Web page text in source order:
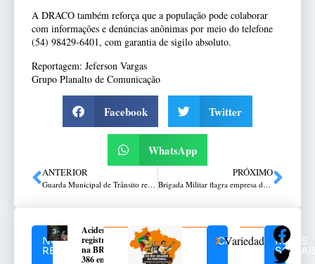
A DRACO também reforça que a população pode colaborar
com informações e denúncias anônimas por meio do telefone
(54) 98429-6401, com garantia de sigilo absoluto.
Reportagem: Jeferson Vargas
Grupo Planalto de Comunicação
Facebook Twitter
WhatsApp
ANTERIOR
Guarda Municipal de Trânsito realiza ação educativa sobre segurança viária em escola do distrito de São Roque, em Passo Fundo
PRÓXIMO
Brigada Militar flagra empresa de reciclagem irregular no interior de Marau
NOTÍCIAS
RELACIONADAS
Acidente
registrado
na BR-
386 em
CATEGORIAS
VariedadesREDES